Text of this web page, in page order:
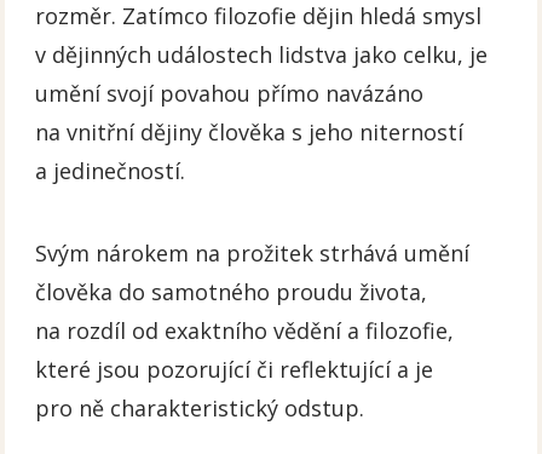
rozměr. Zatímco filozofie dějin hledá smysl
v dějinných událostech lidstva jako celku, je
umění svojí povahou přímo navázáno
na vnitřní dějiny člověka s jeho niterností
a jedinečností.
Svým nárokem na prožitek strhává umění
člověka do samotného proudu života,
na rozdíl od exaktního vědění a filozofie,
které jsou pozorující či reflektující a je
pro ně charakteristický odstup.